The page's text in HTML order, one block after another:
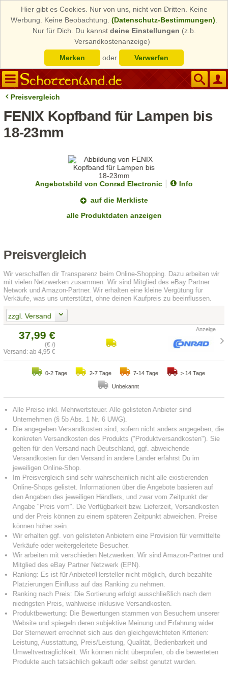
Hier gibt es Cookies. Nur von uns, nicht von Dritten. Keine
Werbung. Keine Beobachtung. (Datenschutz-Bestimmungen)
Nur für Dich. Du kannst deine Einstellungen (z.b.
Versandkostenanzeige)
Merken
oder Verwerfen
Preisvergleich
FENIX Kopfband für Lampen bis
18-23mm
Angebotsbild von Conrad Electronic
Info
auf die Merkliste
alle Produktdaten anzeigen
Preisvergleich
Wir verschaffen dir Transparenz beim Online-Shopping. Dazu arbeiten wir
mit vielen Netzwerken zusammen. Wir sind Mitglied des eBay Partner
Network und Amazon-Partner. Wir erhalten eine kleine Vergütung für
Verkäufe, was uns unterstützt, ohne deinen Kaufpreis zu beeinflussen.
zzgl. Versand
37,99 €
(€ /)
Versand: ab 4,95 €
0-2 Tage 2-7 Tage 7-14 Tage > 14 Tage
Unbekannt